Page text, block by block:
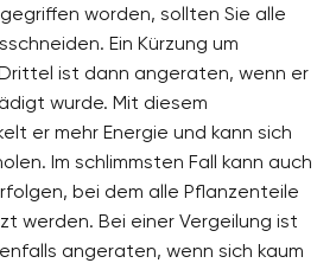
worden, sollten Sie alle
Ein Kürzung um
ist dann angeraten, wenn er
wurde. Mit diesem
er mehr Energie und kann sich
Im schlimmsten Fall kann auch
bei dem alle Pflanzenteile
werden. Bei einer Vergeilung ist
angeraten, wenn sich kaum